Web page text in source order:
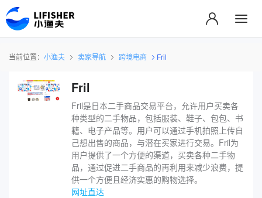
当前位置： 小渔夫 卖家导航 跨境电商 Fril
Fril
Fril是日本二手商品交易平台，允许用户买卖各
种类型的二手物品，包括服装、鞋子、包包、书
籍、电子产品等。用户可以通过手机拍照上传自
己想出售的商品，与潜在买家进行交易。Fril为
用户提供了一个方便的渠道，买卖各种二手物
品，通过促进二手商品的再利用来减少浪费，提
供一个方便且经济实惠的购物选择。
网址直达